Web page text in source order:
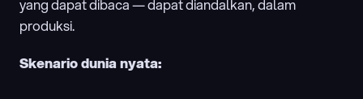
yang dapat dibaca — dapat diandalkan, dalam
produksi.
Skenario dunia nyata: